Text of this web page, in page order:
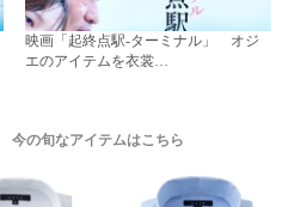
映画「起終点駅-ターミナル」 オジ
エのアイテムを衣裳…
今の旬なアイテムはこちら